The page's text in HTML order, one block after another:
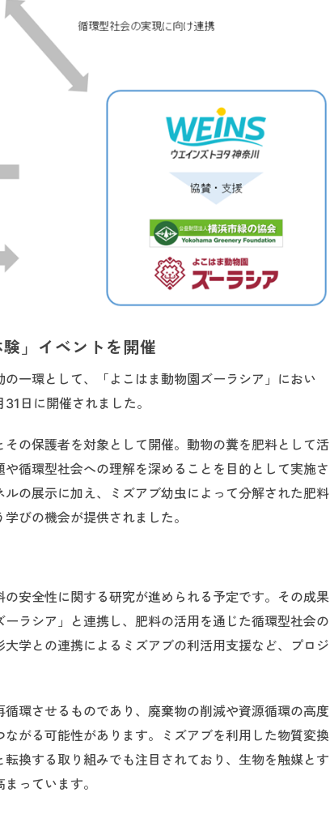
」イベントを開催
一環として、「よこはま動物園ズーラシア」におい
日に開催されました。
の保護者を対象として開催。動物の糞を肥料として活
循環型社会への理解を深めることを目的として実施さ
の展示に加え、ミズアブ幼虫によって分解された肥料
びの機会が提供されました。
安全性に関する研究が進められる予定です。その成果
ラシア」と連携し、肥料の活用を通じた循環型社会の
学との連携によるミズアブの利活用支援など、プロジ
環させるものであり、廃棄物の削減や資源循環の高度
がる可能性があります。ミズアブを利用した物質変換
換する取り組みでも注目されており、生物を触媒とす
っています。